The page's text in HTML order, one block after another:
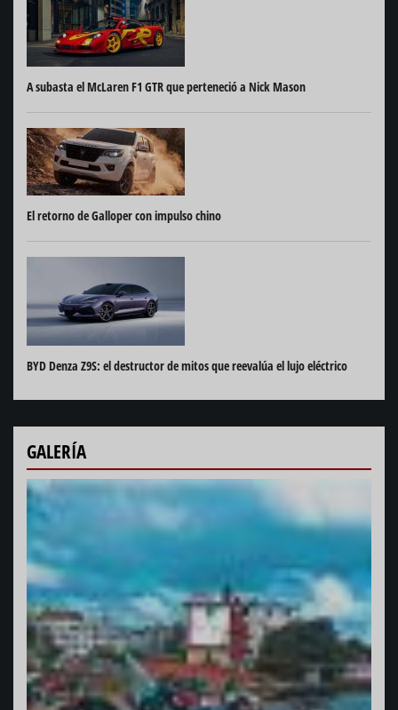
A subasta el McLaren F1 GTR que perteneció a Nick Mason
El retorno de Galloper con impulso chino
BYD Denza Z9S: el destructor de mitos que reevalúa el lujo eléctrico
GALERÍA